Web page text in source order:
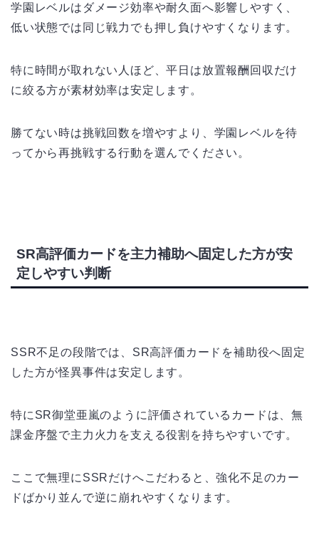
学園レベルはダメージ効率や耐久面へ影響しやすく、
低い状態では同じ戦力でも押し負けやすくなります。
特に時間が取れない人ほど、平日は放置報酬回収だけ
に絞る方が素材効率は安定します。
勝てない時は挑戦回数を増やすより、学園レベルを待
ってから再挑戦する行動を選んでください。
SR高評価カードを主力補助へ固定した方が安
定しやすい判断
SSR不足の段階では、SR高評価カードを補助役へ固定
した方が怪異事件は安定します。
特にSR御堂亜嵐のように評価されているカードは、無
課金序盤で主力火力を支える役割を持ちやすいです。
ここで無理にSSRだけへこだわると、強化不足のカー
ドばかり並んで逆に崩れやすくなります。